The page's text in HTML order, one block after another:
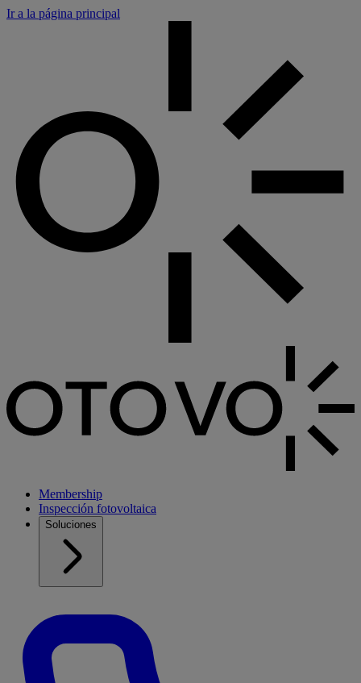
Ir a la página principal
Membership
Inspección fotovoltaica
Soluciones
Panel de gestión de cookies